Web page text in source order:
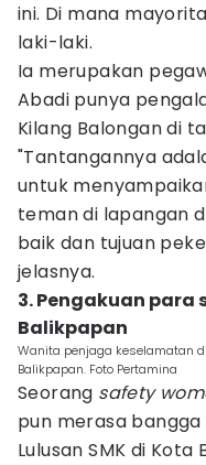
ini. Di mana
laki-laki.
Ia merupakan
Abadi punya
Kilang Balongan di
"Tantangannya
untuk
teman di lapangan
baik dan tujuan
jelasnya.
3. Pengakuan para
Balikpapan
Wanita penjaga keselamatan
Balikpapan. Foto Pertamina
Seorang safety
pun merasa
Lulusan SMK di